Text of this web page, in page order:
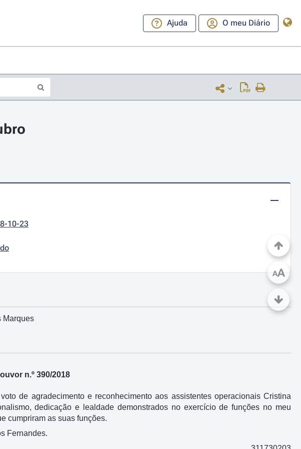
Ajuda O meu Diário
10-23
Marques
n.º 390/2018
de agradecimento e reconhecimento aos assistentes operacionais Cristina
dedicação e lealdade demonstrados no exercício de funções no meu
cumpriram as suas funções.
Fernandes.
AA